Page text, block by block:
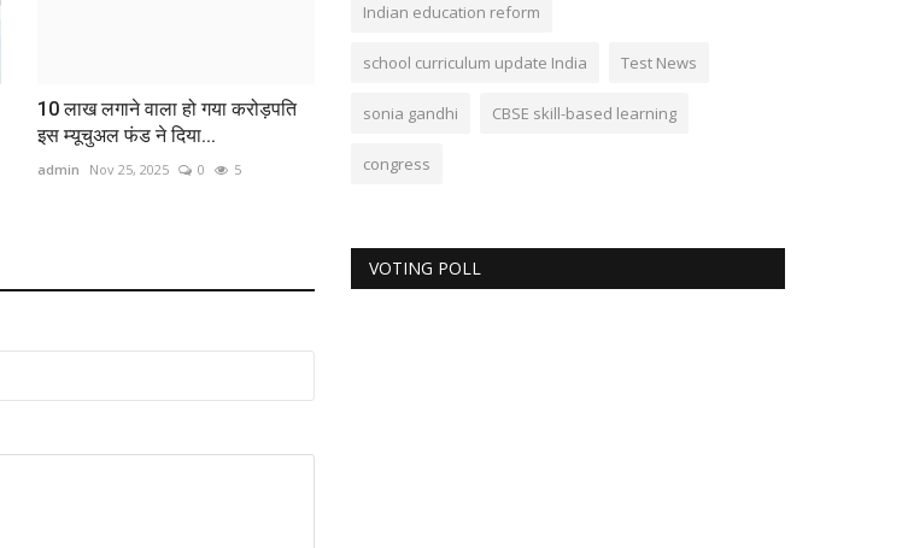
10 लाख लगाने वाला हो गया करोड़पति
इस म्‍यूचुअल फंड ने दिया...
admin Nov 25, 2025 0 5
Indian education reform
school curriculum update India Test News
sonia gandhi CBSE skill-based learning
congress
VOTING POLL